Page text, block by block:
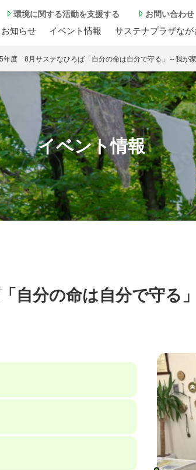
環境に関する活動を⽀援する お問い合わせ
お知らせ イベント情報 サステナプラザなが
イベント情報
年度 8月サステなひろば「自分の命は自分で守る」～我が
分の命は自分で守る